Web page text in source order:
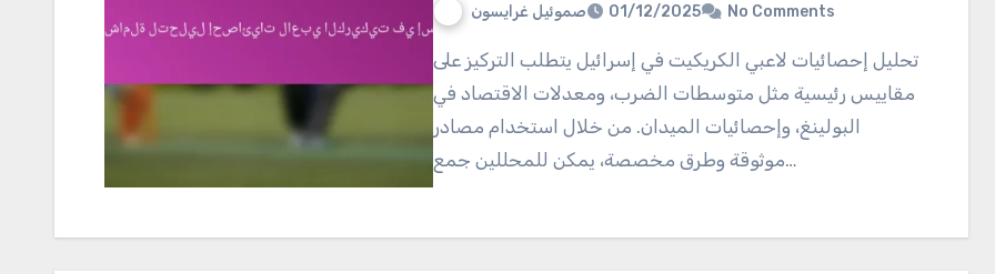
صموئيل غرايسون 01/12/2025 No Comments
تحليل إحصائيات لاعبي الكريكيت في إسرائيل يتطلب التركيز على
مقاييس رئيسية مثل متوسطات الضرب، ومعدلات الاقتصاد في
البولينغ، وإحصائيات الميدان. من خلال استخدام مصادر
موثوقة وطرق مخصصة، يمكن للمحللين جمع…